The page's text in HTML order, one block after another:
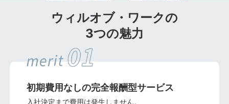
ウィルオブ・ワークの
3つの魅力
初期費用なしの完全報酬型サービス
入社決定まで費用は発生しません。